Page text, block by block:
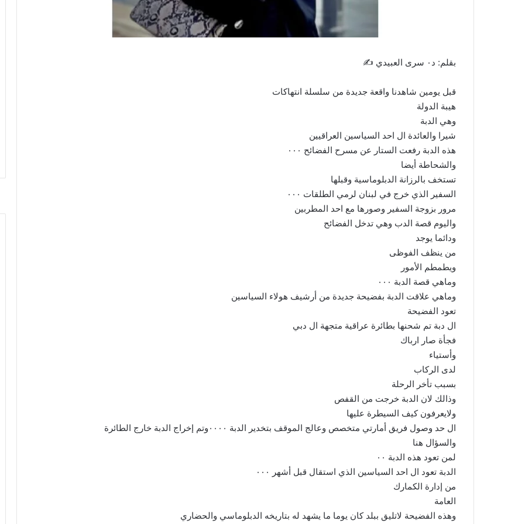
بقلم: د٠ سرى العبيدي ✍️
قبل يومين شاهدنا واقعة جديدة من سلسلة انتهاكات
هيبة الدولة
وهي الدبة
شيرا والعائدة ال احد السياسين العراقيين
هذه الدبة رفعت الستار عن مسرح الفضائح ٠٠٠
والشحاطة أيضا
تستخف بالرزانة الدبلوماسية وقبلها
السفير الذي خرج في لبنان لرمي الطلقات ٠٠٠
مرور بزوجة السفير وصورها مع احد المطربين
واليوم قصة الدب وهي تدخل الفضائح
ودائما يوجد
من ينظف الفوظى
ويطمطم الأمور
وماهي قصة الدبة ٠٠٠
وماهي علاقت الدبة بفضيحة جديدة من أرشيف هولاء السياسين
تعود الفضيحة
ال دبة تم شحنها بطائرة عراقية متجهة ال دبي
فجأة صار ارباك
وأستياء
لدى الركاب
بسبب تأخر الرحلة
وذالك لان الدبة خرجت من القفص
ولايعرفون كيف السيطرة عليها
ال حد وصول فريق أمارتي متخصص وعالج الموقف بتخدير الدبة ٠٠٠٠وتم إخراج الدبة خارج الطائرة
والسؤال هنا
لمن تعود هذه الدبة ٠٠
الدبة تعود ال احد السياسين الذي استقال قبل أشهر ٠٠٠
من إدارة الكمارك
العامة
وهذه الفضيحة لاتليق ببلد كان يوما ما يشهد له بتاريخه الدبلوماسي والحضاري